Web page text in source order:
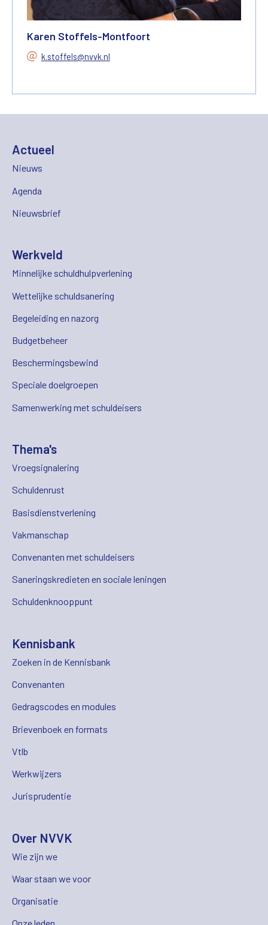
Karen Stoffels-Montfoort
k.stoffels@nvvk.nl
Actueel
Nieuws
Agenda
Nieuwsbrief
Werkveld
Minnelijke schuldhulpverlening
Wettelijke schuldsanering
Begeleiding en nazorg
Budgetbeheer
Beschermingsbewind
Speciale doelgroepen
Samenwerking met schuldeisers
Thema's
Vroegsignalering
Schuldenrust
Basisdienstverlening
Vakmanschap
Convenanten met schuldeisers
Saneringskredieten en sociale leningen
Schuldenknooppunt
Kennisbank
Zoeken in de Kennisbank
Convenanten
Gedragscodes en modules
Brievenboek en formats
Vtlb
Werkwijzers
Jurisprudentie
Over NVVK
Wie zijn we
Waar staan we voor
Organisatie